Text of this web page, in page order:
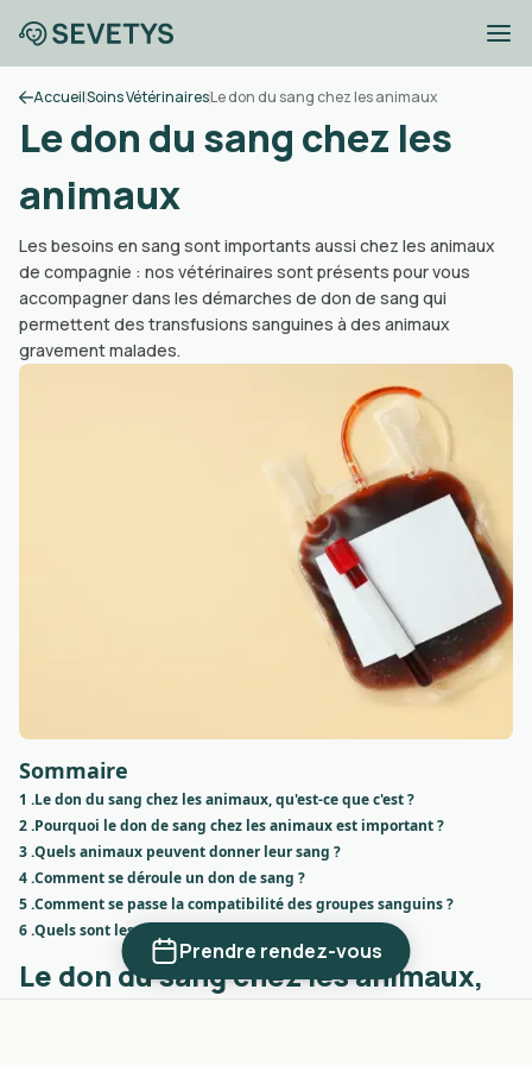
Prendre rendez-vous
AccueilSoins VétérinairesLe don du sang chez les animaux
Le don du sang chez les
animaux
Les besoins en sang sont importants aussi chez les animaux
de compagnie : nos vétérinaires sont présents pour vous
accompagner dans les démarches de don de sang qui
permettent des transfusions sanguines à des animaux
gravement malades.
Sommaire
1 .Le don du sang chez les animaux, qu'est-ce que c'est ?
2 .Pourquoi le don de sang chez les animaux est important ?
3 .Quels animaux peuvent donner leur sang ?
4 .Comment se déroule un don de sang ?
5 .Comment se passe la compatibilité des groupes sanguins ?
6 .Quels sont les avantages pour les donneurs ?
Le don du sang chez les animaux,
qu'est-ce que c'est ?